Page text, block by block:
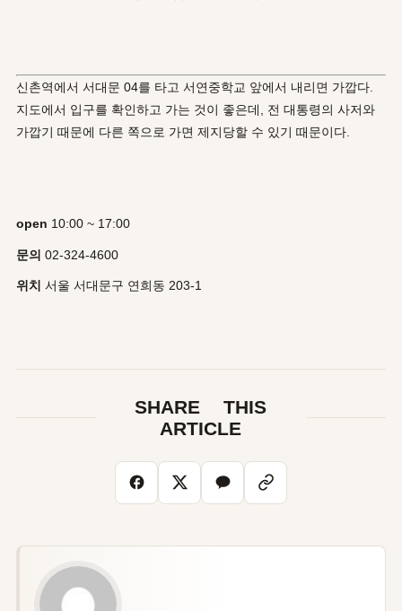
신촌역에서 서대문 04를 타고 서연중학교 앞에서 내리면 가깝다.
지도에서 입구를 확인하고 가는 것이 좋은데, 전 대통령의 사저와
가깝기 때문에 다른 쪽으로 가면 제지당할 수 있기 때문이다.
open 10:00 ~ 17:00
문의 02-324-4600
위치 서울 서대문구 연희동 203-1
SHARE THIS
ARTICLE